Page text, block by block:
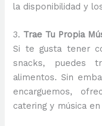
la disponibilidad y
3. Trae Tu Propia
Si te gusta tener
snacks, puedes
alimentos. Sin
encarguemos,
catering y música